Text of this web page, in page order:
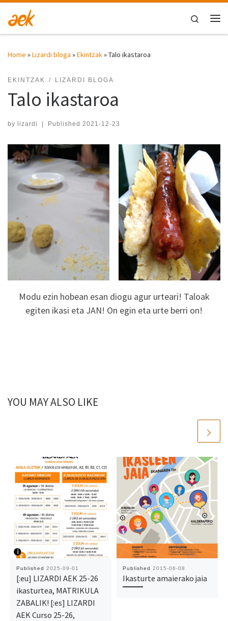
Skip to content
Search
Home »Lizardi bloga »Ekintzak»Talo ikastaroa
EKINTZAK LIZARDI BLOGA
Talo ikastaroa
by lizardi | Published 2021-12-23
Modu ezin hobean esan diogu agur urteari! Taloak
egiten ikasi eta JAN! On egin eta urte berri on!
YOU MAY ALSO LIKE
Published 2025-09-01
[:eu] LIZARDI AEK 25-26
ikasturtea, MATRIKULA
ZABALIK! [:es] LIZARDI
AEK Curso 25-26,
Published 2015-06-08
Ikasturte amaierako jaia